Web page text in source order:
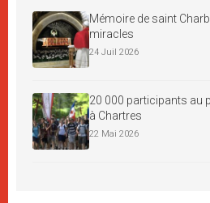
Mémoire de saint
miracles
24 Juil 2026
20 000 participants au
à Chartres
22 Mai 2026